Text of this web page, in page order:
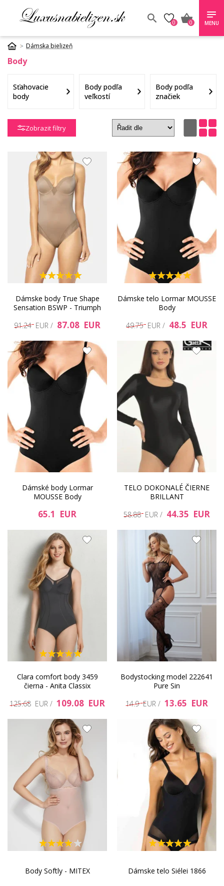
0 0 MENU
Dámska bielizeň
Body
Sťahovacie
body
Body podľa
veľkostí
Body podľa
značiek
Zobrazit filtry
Dámske body True Shape
Sensation BSWP - Triumph
91.24 EUR / 87.08 EUR
Dámske telo Lormar MOUSSE
Body
49.75 EUR / 48.5 EUR
Dámské body Lormar
MOUSSE Body
65.1 EUR
TELO DOKONALÉ ČIERNE
BRILLANT
58.88 EUR / 44.35 EUR
Clara comfort body 3459
čierna - Anita Classix
125.68 EUR / 109.08 EUR
Bodystocking model 222641
Pure Sin
14.9 EUR / 13.65 EUR
Body Softly - MITEX Dámske telo Siélei 1866